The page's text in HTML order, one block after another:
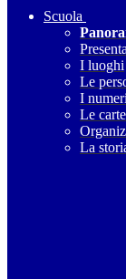
Scuola
I luoghi
Le
I
Le
La